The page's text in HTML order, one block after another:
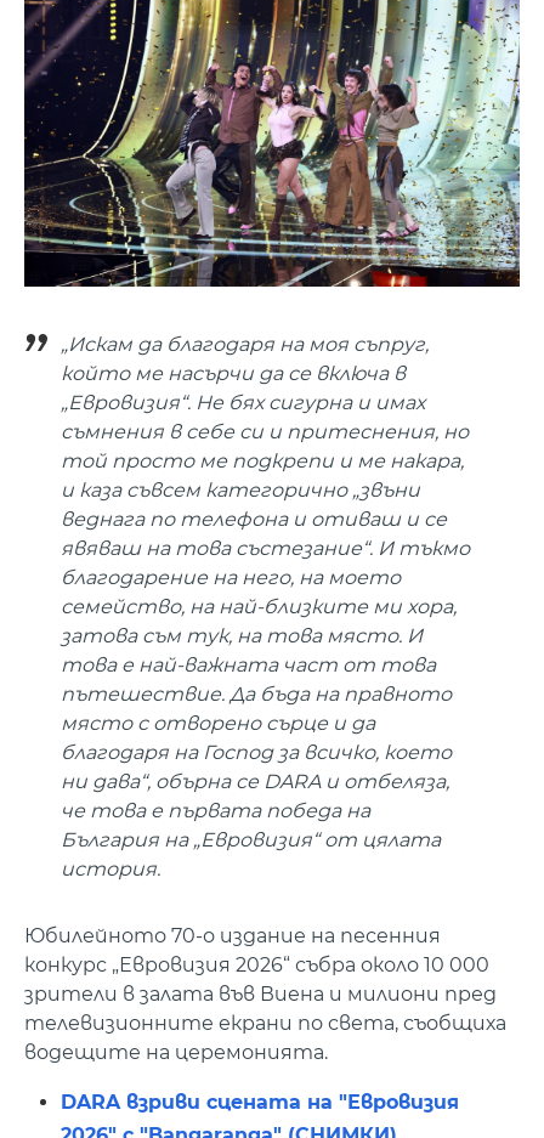
„Искам да благодаря на моя съпруг,
който ме насърчи да се включа в
„Евровизия“. Не бях сигурна и имах
съмнения в себе си и притеснения, но
той просто ме подкрепи и ме накара,
и каза съвсем категорично „звъни
веднага по телефона и отиваш и се
явяваш на това състезание“. И тъкмо
благодарение на него, на моето
семейство, на най-близките ми хора,
затова съм тук, на това място. И
това е най-важната част от това
пътешествие. Да бъда на правното
място с отворено сърце и да
благодаря на Господ за всичко, което
ни дава“, обърна се DARA и отбеляза,
че това е първата победа на
България на „Евровизия“ от цялата
история.
Юбилейното 70-о издание на песенния
конкурс „Евровизия 2026“ събра около 10 000
зрители в залата във Виена и милиони пред
телевизионните екрани по света, съобщиха
водещите на церемонията.
DARA взриви сцената на "Евровизия